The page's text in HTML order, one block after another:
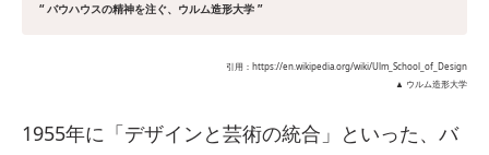
“ バウハウスの精神を注ぐ、ウルム造形大学 ”
引用：https://en.wikipedia.org/wiki/Ulm_School_of_Design
▲ ウルム造形大学
1955年に「デザインと芸術の統合」といった、バ